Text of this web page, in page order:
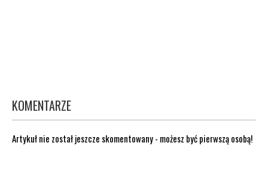
KOMENTARZE
Artykuł nie został jeszcze skomentowany - możesz być pierwszą osobą!